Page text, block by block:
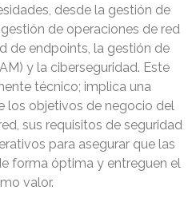
desde la gestión de
de operaciones de red
de endpoints, la gestión de
y la ciberseguridad. Este
técnico; implica una
los objetivos de negocio del
sus requisitos de seguridad
para asegurar que las
forma óptima y entreguen el
valor.